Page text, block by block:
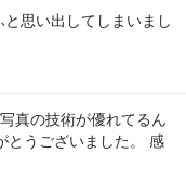
思い出してしまいまし
真の技術が優れてるん
とうございました。 感